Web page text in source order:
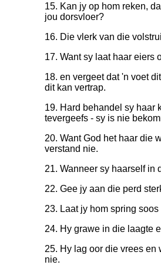
15. Kan jy op hom reken,
jou dorsvloer?
16. Die vlerk van die
17. Want sy laat haar eiers
18. en vergeet dat 'n voet
dit kan vertrap.
19. Hard behandel sy haar
tevergeefs - sy is nie
20. Want God het haar die
verstand nie.
21. Wanneer sy haarself in
22. Gee jy aan die perd
23. Laat jy hom spring
24. Hy grawe in die laagte
25. Hy lag oor die vrees
nie.